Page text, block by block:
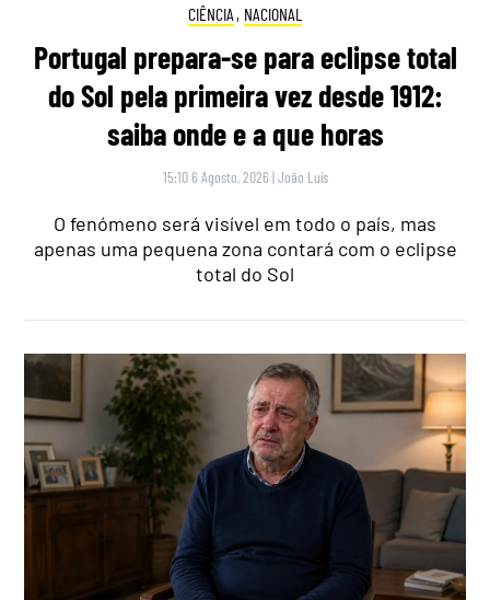
CIÊNCIA , NACIONAL
Portugal prepara-se para eclipse total
do Sol pela primeira vez desde 1912:
saiba onde e a que horas
15:10 6 Agosto, 2026 |João Luís
O fenómeno será visível em todo o país, mas
apenas uma pequena zona contará com o eclipse
total do Sol